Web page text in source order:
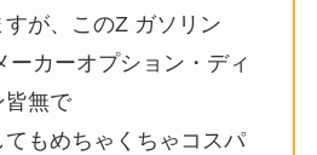
が、このZ ガソリン
ーカーオプション・ディ
皆無で
もめちゃくちゃコスパ